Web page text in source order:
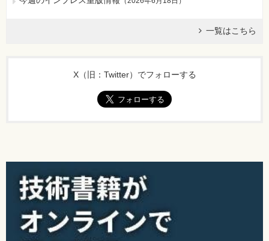
一覧はこちら
X（旧：Twitter）でフォローする